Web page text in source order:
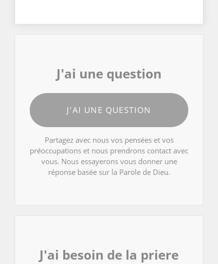
J'ai une question
J'AI UNE QUESTION
Partagez avec nous vos pensées et vos
préoccupations et nous prendrons contact avec
vous. Nous essayerons vous donner une
réponse basée sur la Parole de Dieu.
J'ai besoin de la priere